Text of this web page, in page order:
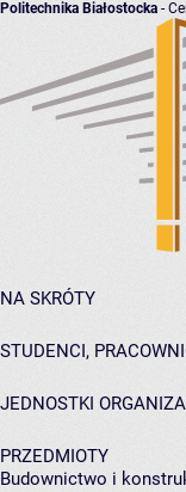
Politechnika Białostocka -
NA SKRÓTY
STUDENCI,
JEDNOSTKI
PRZEDMIOTY
Budownictwo i